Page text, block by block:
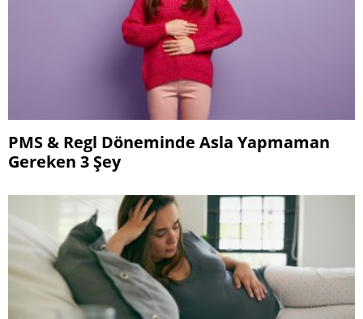
PMS & Regl Döneminde Asla Yapmaman
Gereken 3 Şey